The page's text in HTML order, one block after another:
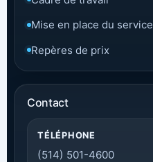
Mise en place du service
Repères de prix
Contact
TÉLÉPHONE
(514) 501-4600